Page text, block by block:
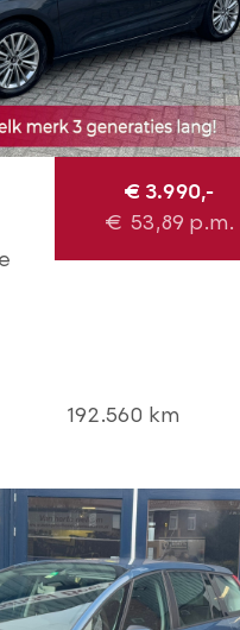
l
l
€ 3.990,-
€53,89 p.m.
192.560 km